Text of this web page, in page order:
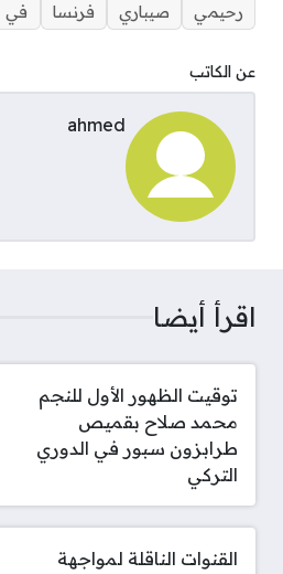
رحيمي
صيباري فرنسا في
عن الكاتب
ahmed
اقرأ أيضا
توقيت الظهور الأول للنجم
محمد صلاح بقميص
طرابزون سبور في الدوري
التركي
القنوات الناقلة لمواجهة